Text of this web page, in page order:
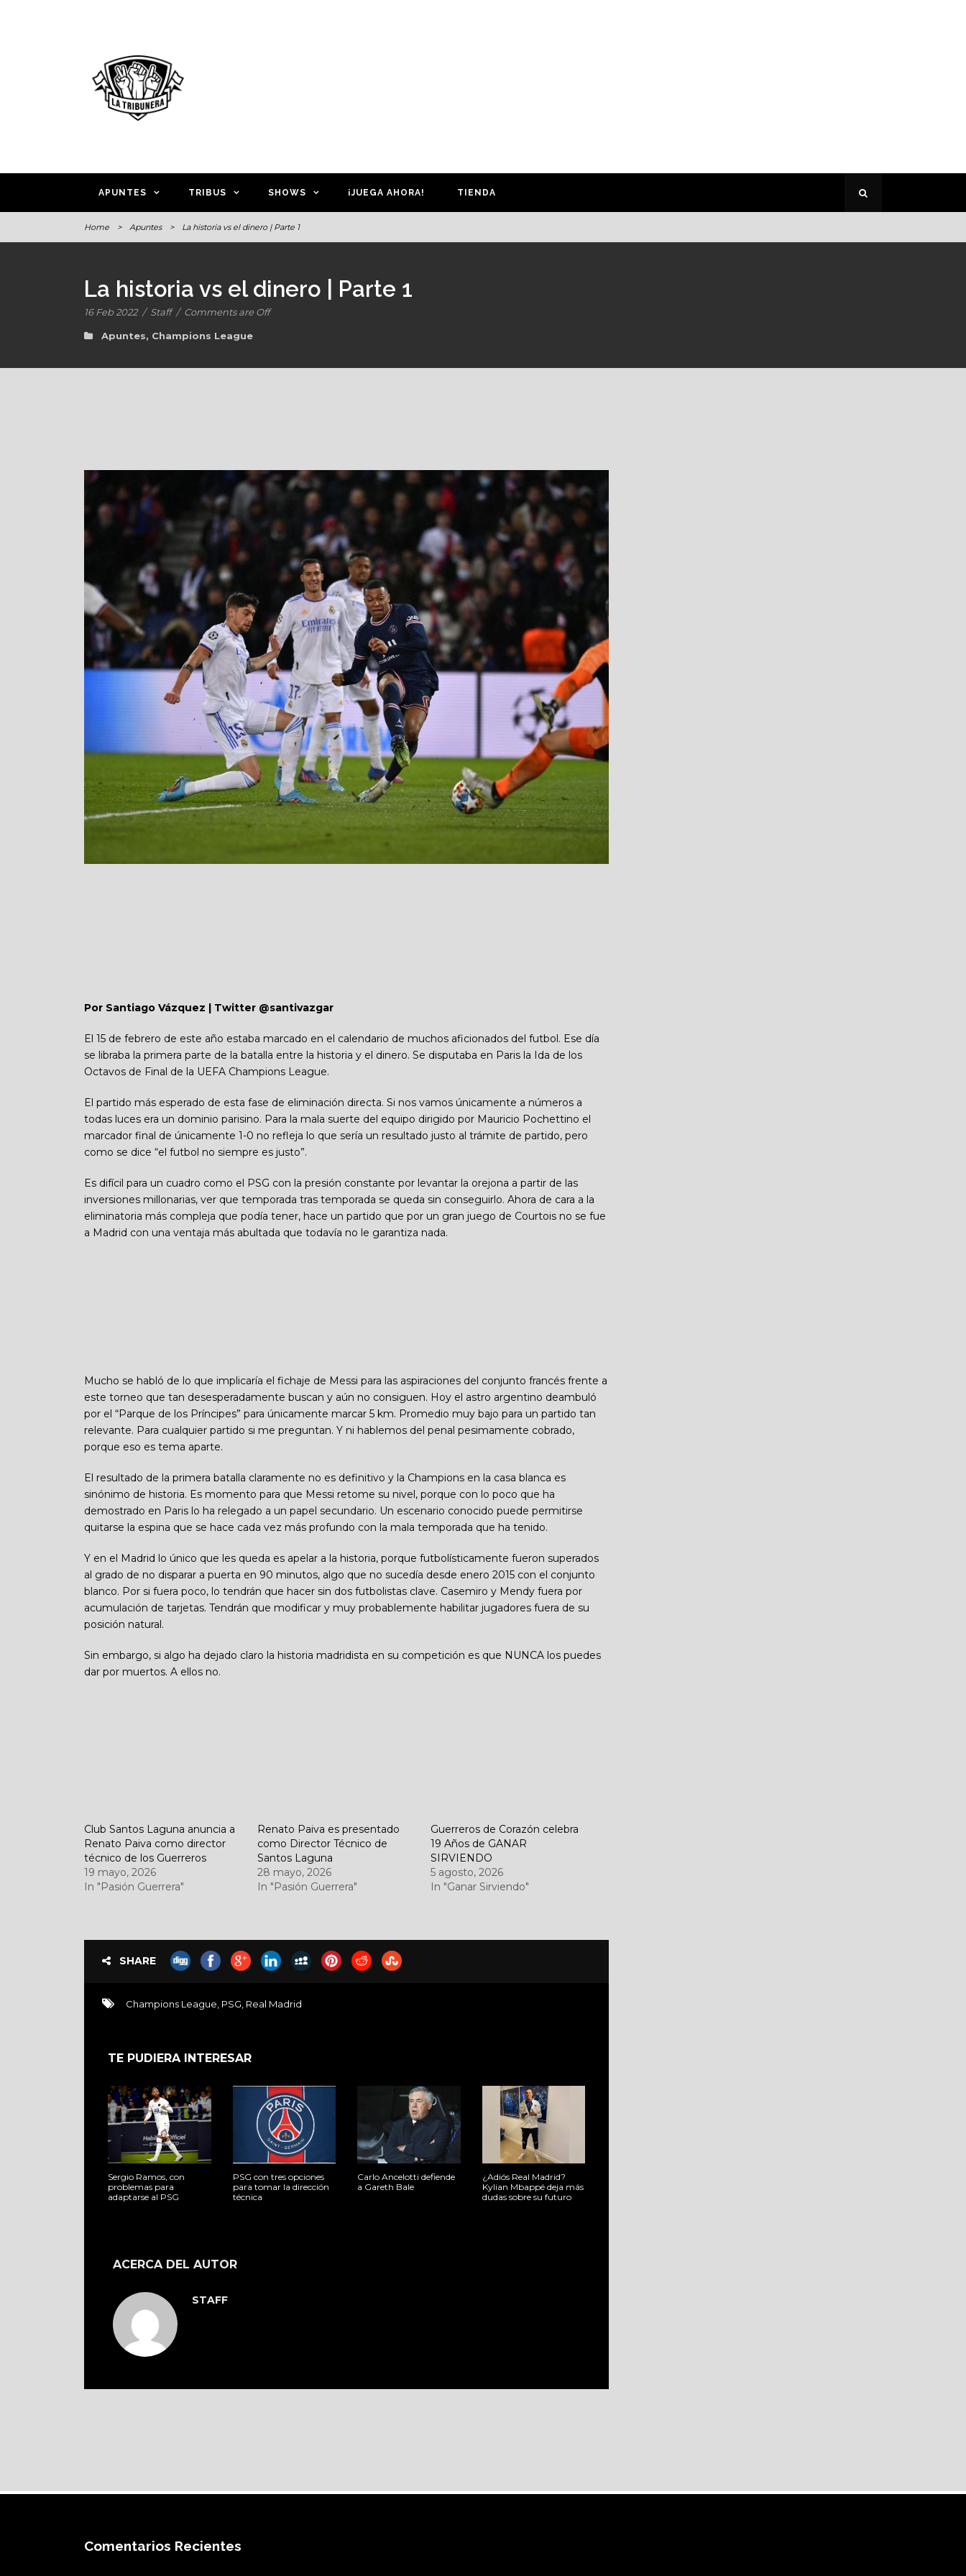
APUNTES TRIBUS SHOWS ¡JUEGA AHORA! TIENDA
Home > Apuntes > La historia vs el dinero | Parte 1
La historia vs el dinero | Parte 1
16 Feb 2022 / Staff / Comments are Off
Apuntes, Champions League
Por Santiago Vázquez | Twitter @santivazgar
El 15 de febrero de este año estaba marcado en el calendario de muchos aficionados del futbol. Ese día
se libraba la primera parte de la batalla entre la historia y el dinero. Se disputaba en Paris la Ida de los
Octavos de Final de la UEFA Champions League.
El partido más esperado de esta fase de eliminación directa. Si nos vamos únicamente a números a
todas luces era un dominio parisino. Para la mala suerte del equipo dirigido por Mauricio Pochettino el
marcador final de únicamente 1-0 no refleja lo que sería un resultado justo al trámite de partido, pero
como se dice “el futbol no siempre es justo”.
Es difícil para un cuadro como el PSG con la presión constante por levantar la orejona a partir de las
inversiones millonarias, ver que temporada tras temporada se queda sin conseguirlo. Ahora de cara a la
eliminatoria más compleja que podía tener, hace un partido que por un gran juego de Courtois no se fue
a Madrid con una ventaja más abultada que todavía no le garantiza nada.
Mucho se habló de lo que implicaría el fichaje de Messi para las aspiraciones del conjunto francés frente a
este torneo que tan desesperadamente buscan y aún no consiguen. Hoy el astro argentino deambuló
por el “Parque de los Príncipes” para únicamente marcar 5 km. Promedio muy bajo para un partido tan
relevante. Para cualquier partido si me preguntan. Y ni hablemos del penal pesimamente cobrado,
porque eso es tema aparte.
El resultado de la primera batalla claramente no es definitivo y la Champions en la casa blanca es
sinónimo de historia. Es momento para que Messi retome su nivel, porque con lo poco que ha
demostrado en Paris lo ha relegado a un papel secundario. Un escenario conocido puede permitirse
quitarse la espina que se hace cada vez más profundo con la mala temporada que ha tenido.
Y en el Madrid lo único que les queda es apelar a la historia, porque futbolísticamente fueron superados
al grado de no disparar a puerta en 90 minutos, algo que no sucedía desde enero 2015 con el conjunto
blanco. Por si fuera poco, lo tendrán que hacer sin dos futbolistas clave. Casemiro y Mendy fuera por
acumulación de tarjetas. Tendrán que modificar y muy probablemente habilitar jugadores fuera de su
posición natural.
Sin embargo, si algo ha dejado claro la historia madridista en su competición es que NUNCA los puedes
dar por muertos. A ellos no.
Club Santos Laguna anuncia a
Renato Paiva como director
técnico de los Guerreros
19 mayo, 2026
In "Pasión Guerrera"
Renato Paiva es presentado
como Director Técnico de
Santos Laguna
28 mayo, 2026
In "Pasión Guerrera"
Guerreros de Corazón celebra
19 Años de GANAR
SIRVIENDO
5 agosto, 2026
In "Ganar Sirviendo"
SHARE
Champions League PSG Real Madrid
TE PUDIERA INTERESAR
Sergio Ramos, con
problemas para
adaptarse al PSG
PSG con tres opciones
para tomar la dirección
técnica
Carlo Ancelotti defiende
a Gareth Bale
¿Adiós Real Madrid?
Kylian Mbappé deja más
dudas sobre su futuro
ACERCA DEL AUTOR
STAFF
Comentarios Recientes